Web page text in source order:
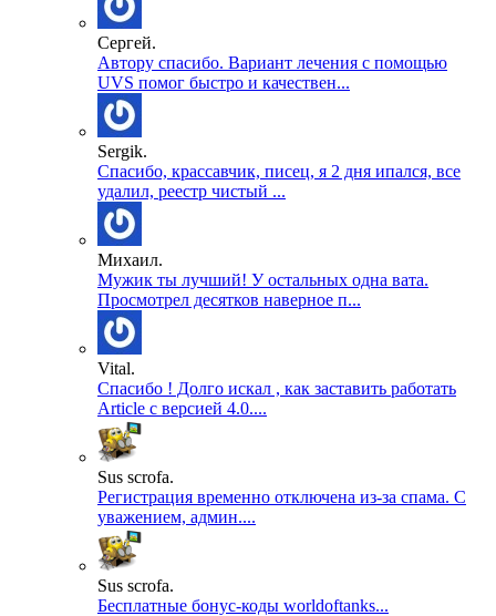
Сергей.
Автору спасибо. Вариант лечения с помощью
UVS помог быстро и качествен...
Sergik.
Спасибо, крассавчик, писец, я 2 дня ипался, все
удалил, реестр чистый ...
Михаил.
Мужик ты лучший! У остальных одна вата.
Просмотрел десятков наверное п...
Vital.
Спасибо ! Долго искал , как заставить работать
Article с версией 4.0....
Sus scrofa.
Регистрация временно отключена из-за спама. С
уважением, админ....
Sus scrofa.
Бесплатные бонус-коды worldoftanks...